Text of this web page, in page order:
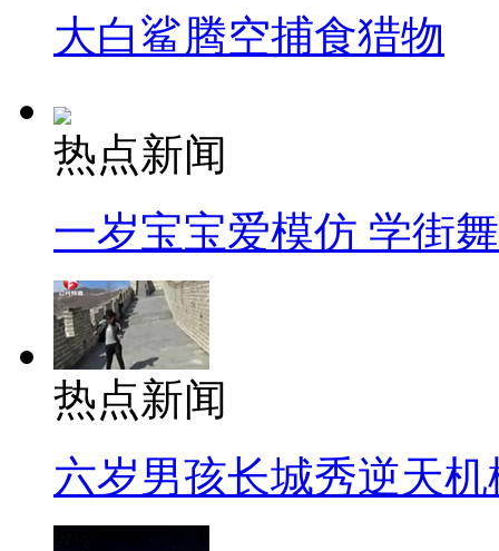
大白鲨腾空捕食猎物
热点新闻
一岁宝宝爱模仿 学街
热点新闻
六岁男孩长城秀逆天机